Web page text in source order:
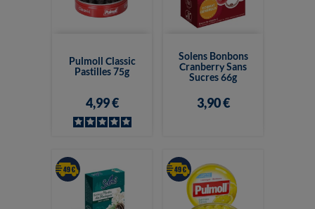
Pulmoll Classic
Pastilles 75g
4,99 €
Solens Bonbons
Cranberry Sans
Sucres 66g
3,90 €